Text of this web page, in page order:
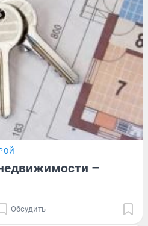
–
Обсудить